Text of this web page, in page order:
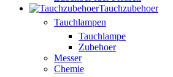
Tauchzubehoer
Tauchlampen
Tauchlampe
Zubehoer
Messer
Chemie